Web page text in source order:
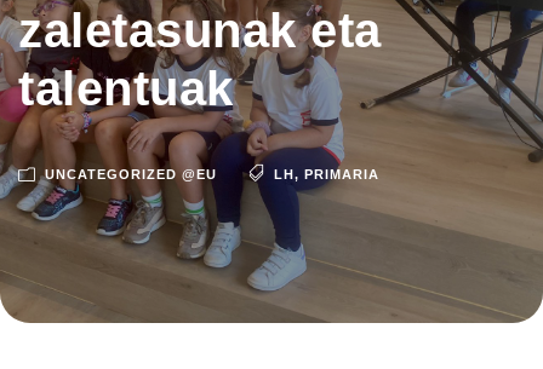
zaletasunak eta
talentuak
UNCATEGORIZED @EU LH, PRIMARIA